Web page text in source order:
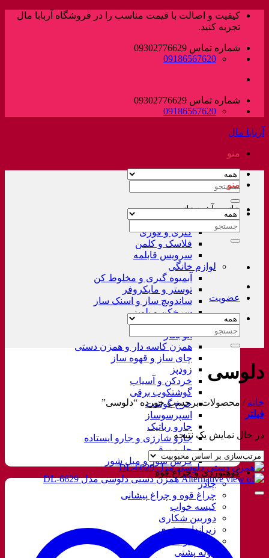
پرش
کیفیت و اصالت با قیمت مناسب را در فروشگاه آربابا مال
تجربه کنید.
شماره تماس 09302776629
09186567620
شماره تماس 09302776629
09186567620
آربابا مال
منو
جستجو
خانه و آشپزخانه
لوازم خانگی غیر برقی
کتری و قوری
فلاسک و کلمن
سرویس قابلمه
لوازم خانگی
آبمیوه گیری و مخلوط کن
توستر و مایکروفر
ساندویچ ساز و اسنک ساز
سرخکن و پلوپز
غذاساز
اتو بخار
همزن کاسه دار و همزن دستی
چای ساز و قهوه ساز
زودپز
خردکن و آسیاب
گوشتکوب برقی
چرخ گوشت
اسپرسوساز
جارو رباتیک
جارو شارژی و جارو ایستاده
جارو برقی
فرش شور و مبل شور
کوهنوردی و چراغ قوه
چادر
چراغ قوه و چراغ پیشانی
کیسه خواب
دوربین شکاری
زیرانداز سفری
قمقمه و فلاسک
کوله پشتی
منو
جستجو
عضویت
جستجو
دلوسی
خانه / محصولات برچسب خورده “دلوسی”
فیلتر
در حال نمایش یک نتیجه